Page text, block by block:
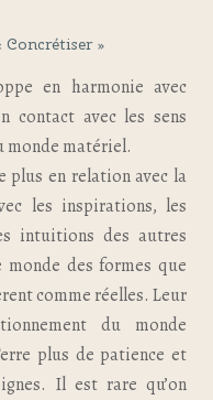
»
en harmonie avec
contact avec les sens
monde matériel.
plus en relation avec la
les inspirations, les
intuitions des autres
des formes que
comme réelles. Leur
du monde
plus de patience et
Il est rare qu’on